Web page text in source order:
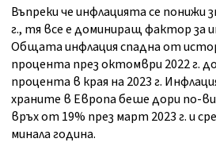
Въпреки че инфлацията се понижи
г., тя все е доминиращ фактор за
Общата инфлация спадна от
процента през октомври 2022 г.
процента в края на 2023 г.
храните в Европа беше дори по-
връх от 19% през март 2023 г. и
минала година.